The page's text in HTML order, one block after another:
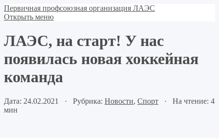
Первичная профсоюзная организация ЛАЭС
Открыть меню
ЛАЭС, на старт! У нас
появилась новая хоккейная
команда
Дата: 24.02.2021 · Рубрика: Новости, Спорт · На чтение: 4
мин